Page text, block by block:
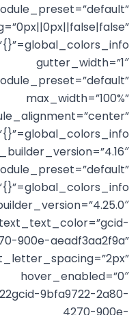
gutter_width=”1″
900e-aeadf3aa2f9a”
hover_enabled=”0″
9bfa9722-2a80-